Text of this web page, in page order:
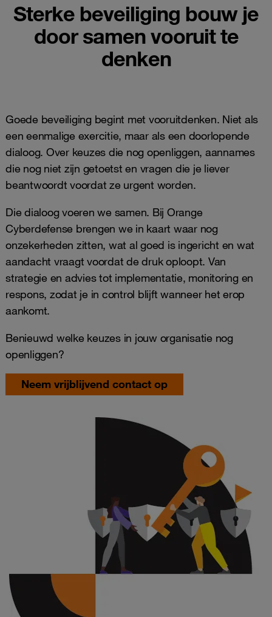
Sterke beveiliging bouw je
door samen vooruit te
denken
Goede beveiliging begint met vooruitdenken. Niet als
een eenmalige exercitie, maar als een doorlopende
dialoog. Over keuzes die nog openliggen, aannames
die nog niet zijn getoetst en vragen die je liever
beantwoordt voordat ze urgent worden.
Die dialoog voeren we samen. Bij Orange
Cyberdefense brengen we in kaart waar nog
onzekerheden zitten, wat al goed is ingericht en wat
aandacht vraagt voordat de druk oploopt. Van
strategie en advies tot implementatie, monitoring en
respons, zodat je in control blijft wanneer het erop
aankomt.
Benieuwd welke keuzes in jouw organisatie nog
openliggen?
Neem vrijblijvend contact op